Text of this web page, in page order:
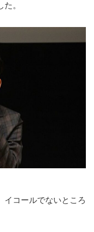
。
イコールでないところ